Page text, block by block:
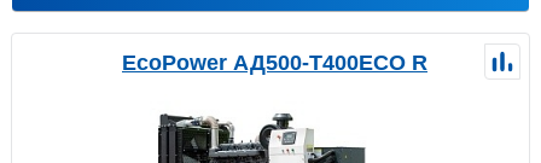
EcoPower АД500-T400ECO R